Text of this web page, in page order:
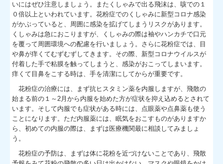
いにはぜひ注意しましょう。またくしゃみで出る飛沫は、咳での１
０倍以上といわれています。花粉症でのくしゃみに新型コロナ感染
がかぶっていると、周囲に感染を拡げてしまうリスクがあります。
くしゃみは急におこりますが、くしゃみの際は袖やハンカチで口元
を覆って周囲環境への配慮を行いましょう。さらに花粉症では、目
や鼻が痒くてむずむずしてきます。その際、新型コロナウイルスが
付着した手で粘膜を触ってしまうと、感染がおこってしまいます。
痒くて目鼻をこする時は、手を清潔にしてからが重要です。
花粉症の治療には、まず抗ヒスタミン薬を内服しますが、飛散の
始まる前の１～2月から内服を始めた方が症状を抑え込めるとされて
います。そして内服でも症状がある時には、点眼薬や点鼻薬も使う
ことになります。ただ内服薬には、眠気をおこすものがありますか
ら、初めての内服の際は、まずは医療機関最に相談してみましょ
う。
花粉症の予防は、まずは体に花粉を近づけないことであり、飛散